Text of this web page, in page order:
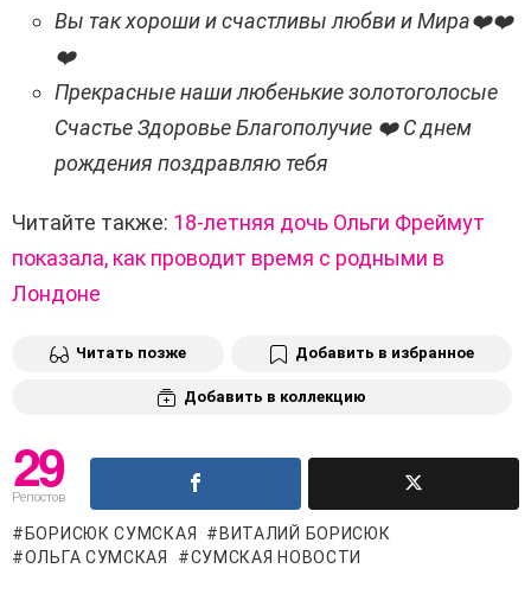
Вы так хороши и счастливы любви и Мира❤️❤️
❤️
Прекрасные наши любенькие золотоголосые
Счастье Здоровье Благополучие ❤️ С днем ​​
рождения поздравляю тебя
Читайте также: 18-летняя дочь Ольги Фреймут
показала, как проводит время с родными в
Лондоне
Читать позже Добавить в избранное
Добавить в коллекцию
29
Репостов
БОРИСЮК СУМСКАЯ
ВИТАЛИЙ БОРИСЮК
ОЛЬГА СУМСКАЯ
СУМСКАЯ НОВОСТИ